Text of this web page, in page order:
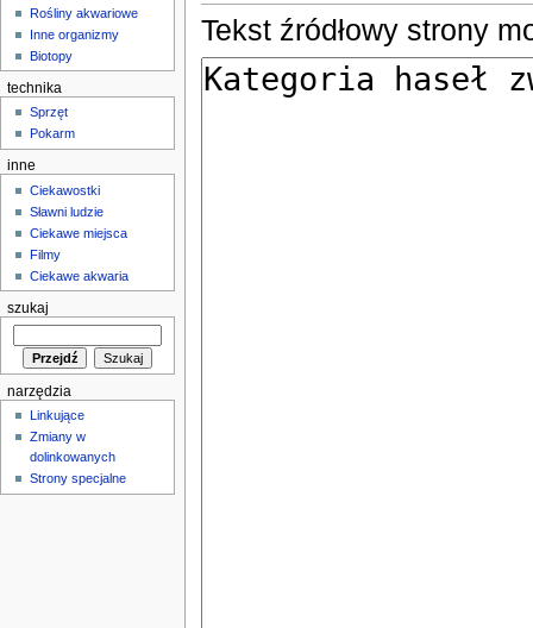
Tekst źródłowy strony
Rośliny akwariowe
Inne organizmy
Biotopy
technika
Sprzęt
Pokarm
inne
Ciekawostki
Sławni ludzie
Ciekawe miejsca
Filmy
Ciekawe akwaria
szukaj
narzędzia
Linkujące
Zmiany w
dolinkowanych
Strony specjalne